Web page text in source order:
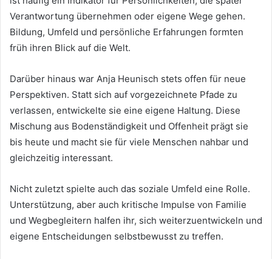
Verantwortung übernehmen oder eigene Wege gehen.
Bildung, Umfeld und persönliche Erfahrungen formten
früh ihren Blick auf die Welt.
Darüber hinaus war Anja Heunisch stets offen für neue
Perspektiven. Statt sich auf vorgezeichnete Pfade zu
verlassen, entwickelte sie eine eigene Haltung. Diese
Mischung aus Bodenständigkeit und Offenheit prägt sie
bis heute und macht sie für viele Menschen nahbar und
gleichzeitig interessant.
Nicht zuletzt spielte auch das soziale Umfeld eine Rolle.
Unterstützung, aber auch kritische Impulse von Familie
und Wegbegleitern halfen ihr, sich weiterzuentwickeln und
eigene Entscheidungen selbstbewusst zu treffen.